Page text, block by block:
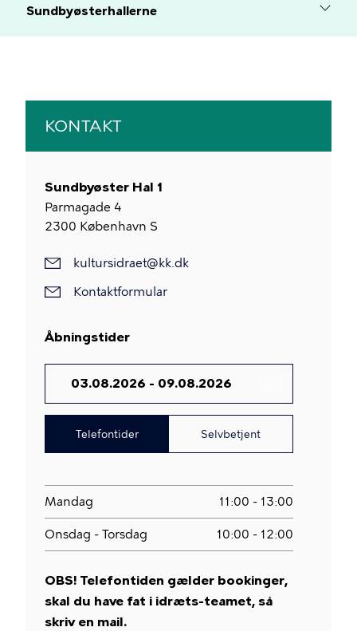
Sundbyøsterhallerne
KONTAKT
Sundbyøster Hal 1
Parmagade 4
2300 København S
kultursidraet@kk.dk
Kontaktformular
Åbningstider
Telefontider Selvbetjent
Mandag 11:00 - 13:00
Onsdag - Torsdag 10:00 - 12:00
OBS! Telefontiden gælder bookinger,
skal du have fat i idræts-teamet, så
skriv en mail.